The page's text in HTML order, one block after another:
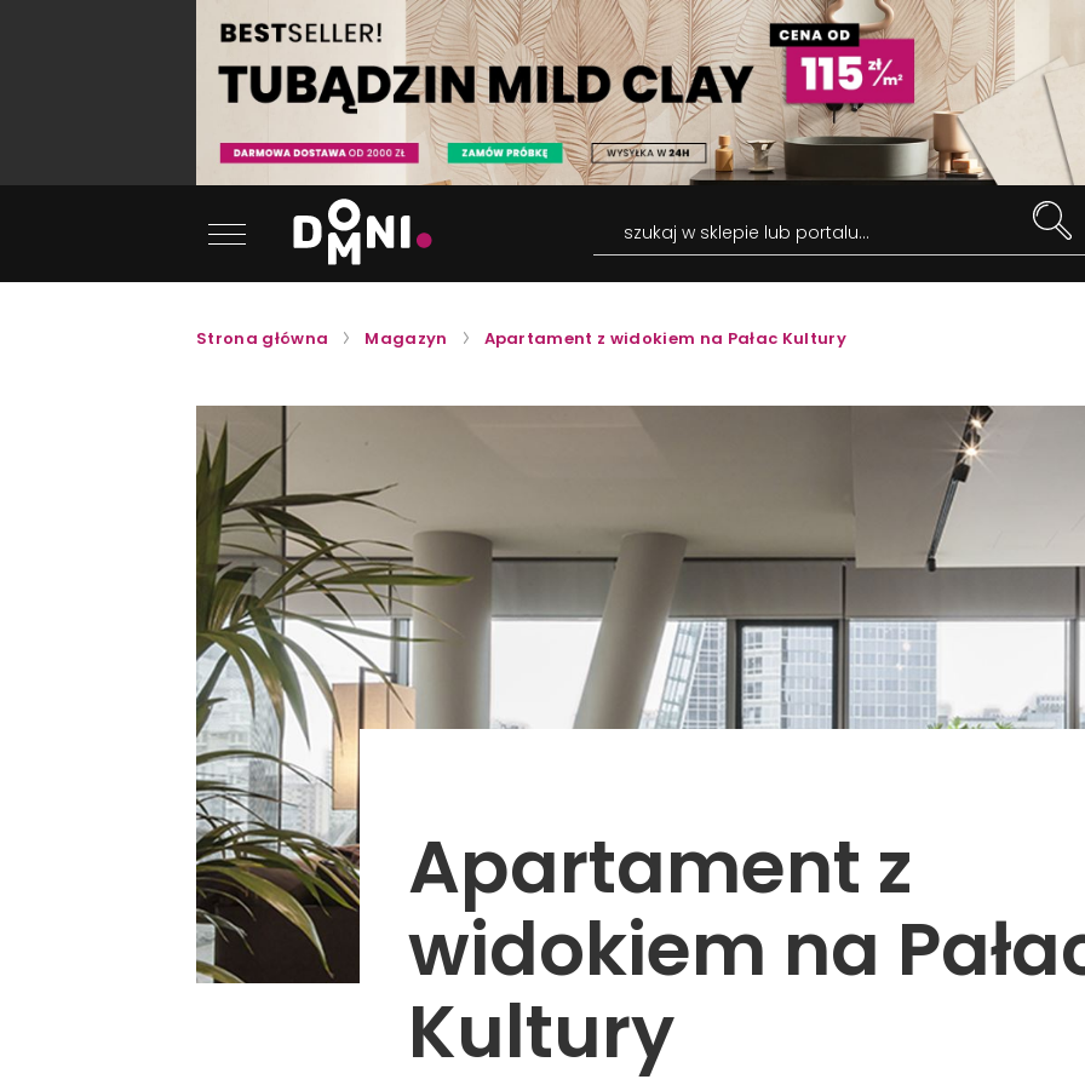
szukaj w sklepie lub portalu...
Strona główna Magazyn Apartament z widokiem na Pałac Kultury
Apartament z
widokiem na
Kultury